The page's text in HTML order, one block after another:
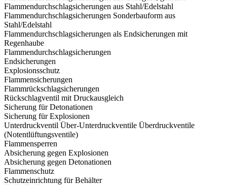
Flammendurchschlagsicherungen aus Stahl/Edelstahl
Flammendurchschlagsicherungen Sonderbauform aus
Stahl/Edelstahl
Flammendurchschlagsicherungen als Endsicherungen mit
Regenhaube
Flammendurchschlagsicherungen
Endsicherungen
Explosionsschutz
Flammensicherungen
Flammrückschlagsicherungen
Rückschlagventil mit Druckausgleich
Sicherung für Detonationen
Sicherung für Explosionen
Unterdruckventil Über-Unterdruckventile Überdruckventile
(Notentlüftungsventile)
Flammensperren
Absicherung gegen Explosionen
Absicherung gegen Detonationen
Flammenschutz
Schutzeinrichtung für Behälter